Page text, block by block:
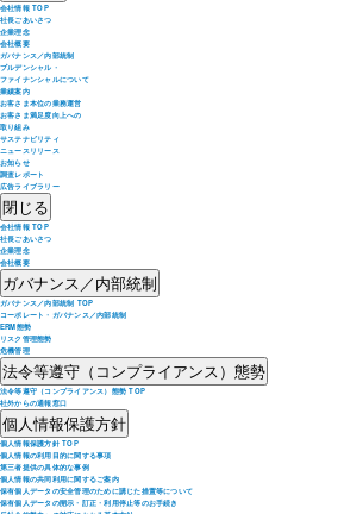
会社情報 TOP
社長ごあいさつ
企業理念
会社概要
ガバナンス／内部統制
プルデンシャル・
ファイナンシャルについて
業績案内
お客さま本位の業務運営
お客さま満足度向上への
取り組み
サステナビリティ
ニュースリリース
お知らせ
調査レポート
広告ライブラリー
閉じる
会社情報 TOP
社長ごあいさつ
企業理念
会社概要
ガバナンス／内部統制
ガバナンス／内部統制 TOP
コーポレート・ガバナンス／内部統制
ERM態勢
リスク管理態勢
危機管理
法令等遵守（コンプライアンス）態勢
法令等遵守（コンプライアンス）態勢 TOP
社外からの通報窓口
個人情報保護方針
個人情報保護方針 TOP
個人情報の利用目的に関する事項
第三者提供の具体的な事例
個人情報の共同利用に関するご案内
保有個人データの安全管理のために講じた措置等について
保有個人データの開示・訂正・利用停止等のお手続き